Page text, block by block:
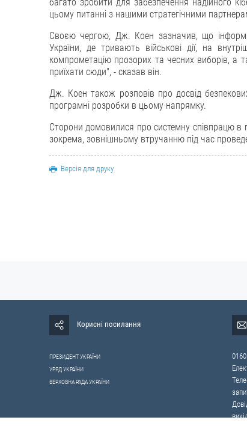
цьому питанні з нашими стратегічними
Своєю чергою, Дж. Коен зазначив, що
України, де тривають військові дії, на
компрометацію прозорих та чесних виборів, а
приїхати сюди", - сказав він.
Дж. Коен також розповів про досвід
програмні розробки в цьому напрямку.
Сторони домовилися про системну співпрацю в
зокрема, зовнішньому втручанню під час
Версія для друку
Корисні посилання
ПРЕЗИДЕНТ УКРАЇНИ
УРЯД УКРАЇНИ
ВЕРХОВНА РАДА УКРАЇНИ